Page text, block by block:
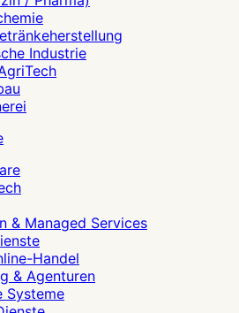
Industrie
& Managed Services
Handel
& Agenturen
Systeme